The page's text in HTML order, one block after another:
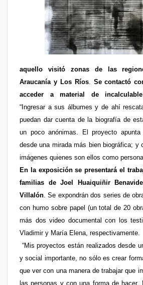
aquello visitó zonas de las
Araucanía y Los Ríos. Se contactó
acceder a material de
“Ingresar a sus álbumes y de ahí
puedan dar cuenta de la biografía de
un poco anónimas. El proyecto
desde una mirada más bien biográfica; y
imágenes quienes son ellos como
En la exposición se presentará el
familias de Joel Huaiquiñir
Villalón. Se expondrán dos series de
con humo sobre papel (un total de 20
más dos video documental con los
Vladimir y María Elena, respectivamente.
“Mis proyectos están realizados desde
y social importante, no sólo es crear
que ver con una manera de trabajar que
las personas y con una forma de hacer.